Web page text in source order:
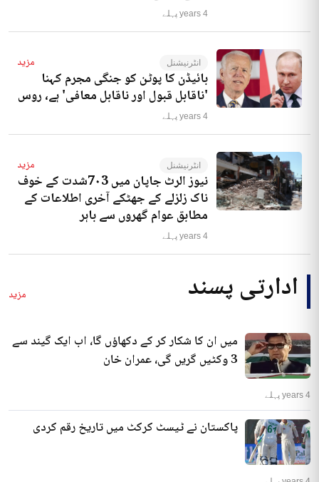
4 years پہلے
انٹرنیشنل مزید
بائیڈن کا پوٹن کو جنگی مجرم کہنا
'ناقابل قبول اور ناقابل معافی' ہے، روس
4 years پہلے
انٹرنیشنل مزید
نیوز الرٹ جاپان میں 7۰3شدت کے خوف
ناک زلزلے کے جھٹکے آخری اطلاعات کے
مطابق عوام گھروں سے باہر
4 years پہلے
ادارتی پسند مزید
میں ان کا شکار کر کے دکھاؤں گا، اب ایک گیند سے
3 وکٹیں گریں گی، عمران خان
4 years پہلے
پاکستان نے ٹیسٹ کرکٹ میں تاریخ رقم کردی